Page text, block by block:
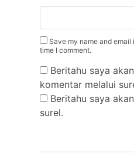
Save my name and
time I comment.
Beritahu saya
komentar melalui
Beritahu saya
surel.